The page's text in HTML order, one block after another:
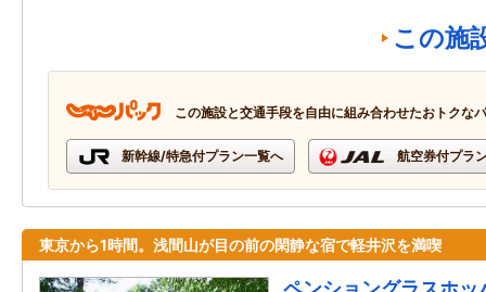
この施
この施設と交通手段を自由に組み合わせたおトクな
新幹線/特急付プラン一覧へ 航空券付プラ
東京から1時間。浅間山が目の前の閑静な宿で軽井沢を満喫